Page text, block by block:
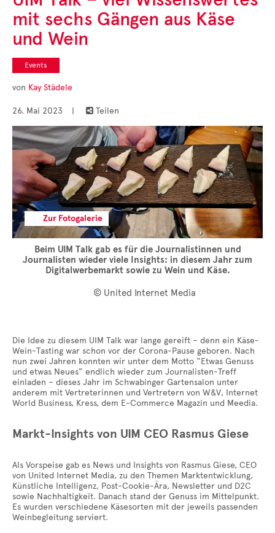
Cases
• Themen-Serien
• Kurzinterviews
mit sechs Gängen aus Käse
und Wein
Events
von Kay Städele
26. Mai 2023 |  Teilen
Zur Fotogalerie
Beim UIM Talk gab es für die Journalistinnen und
Journalisten wieder viele Insights: in diesem Jahr zum
Digitalwerbemarkt sowie zu Wein und Käse.
© United Internet Media
Die Idee zu diesem UIM Talk war lange gereift – denn ein Käse-
Wein-Tasting war schon vor der Corona-Pause geboren. Nach
nun zwei Jahren konnten wir unter dem Motto “Etwas Genuss
und etwas Neues” endlich wieder zum Journalisten-Treff
einladen – dieses Jahr im Schwabinger Gartensalon unter
anderem mit Vertreterinnen und Vertretern von W&V, Internet
World Business, Kress, dem E-Commerce Magazin und Meedia.
Markt-Insights von UIM CEO Rasmus Giese
Als Vorspeise gab es News und Insights von Rasmus Giese, CEO
von United Internet Media, zu den Themen Marktentwicklung,
Künstliche Intelligenz, Post-Cookie-Ära, Newsletter und D2C
sowie Nachhaltigkeit. Danach stand der Genuss im Mittelpunkt.
Es wurden verschiedene Käsesorten mit der jeweils passenden
Weinbegleitung serviert.